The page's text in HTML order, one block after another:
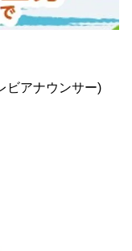
ビアナウンサー)